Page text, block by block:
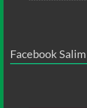
Facebook